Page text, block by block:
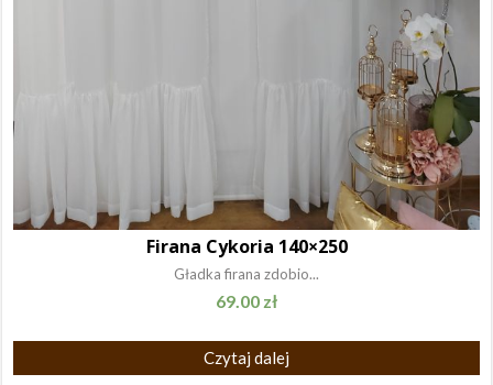
Firana Cykoria 140×250
Gładka firana zdobio...
69.00 zł
Czytaj dalej